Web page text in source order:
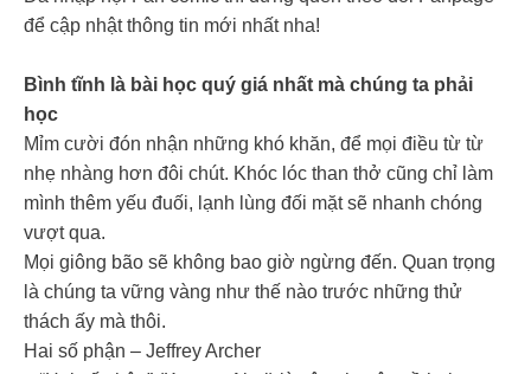
để cập nhật thông tin mới nhất nha!
Bình tĩnh là bài học quý giá nhất mà chúng ta phải
học
Mỉm cười đón nhận những khó khăn, để mọi điều từ từ
nhẹ nhàng hơn đôi chút. Khóc lóc than thở cũng chỉ làm
mình thêm yếu đuối, lạnh lùng đối mặt sẽ nhanh chóng
vượt qua.
Mọi giông bão sẽ không bao giờ ngừng đến. Quan trọng
là chúng ta vững vàng như thế nào trước những thử
thách ấy mà thôi.
Hai số phận – Jeffrey Archer